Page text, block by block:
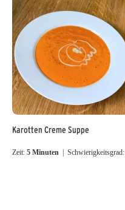
Karotten Creme Suppe
Zeit: 5 Minuten | Schwierigkeitsgrad: